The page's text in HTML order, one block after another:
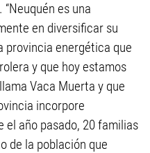
“Neuquén es una
en diversificar su
provincia energética que
y que hoy estamos
Vaca Muerta y que
incorpore
el año pasado, 20 familias
de la población que